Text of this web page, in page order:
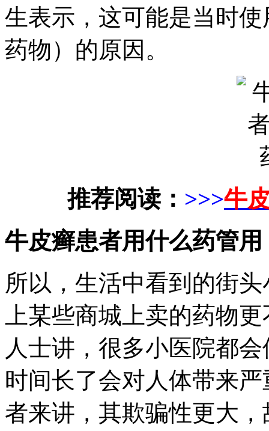
生表示，这可能是当时
药物）的原因。
推荐阅读： >>>牛
牛皮癣患者用什么药管用
所以，生活中看到的街
上某些商城上卖的药物
人士讲，很多小医院都
时间长了会对人体带来
者来讲，其欺骗性更大